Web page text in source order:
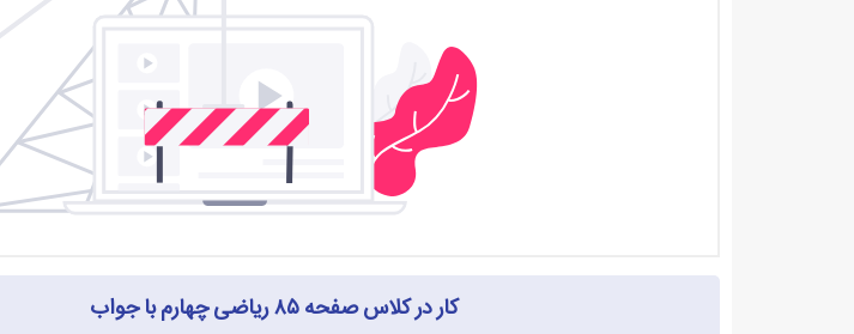
کار در کلاس صفحه ۸۵ ریاضی چهارم با جواب